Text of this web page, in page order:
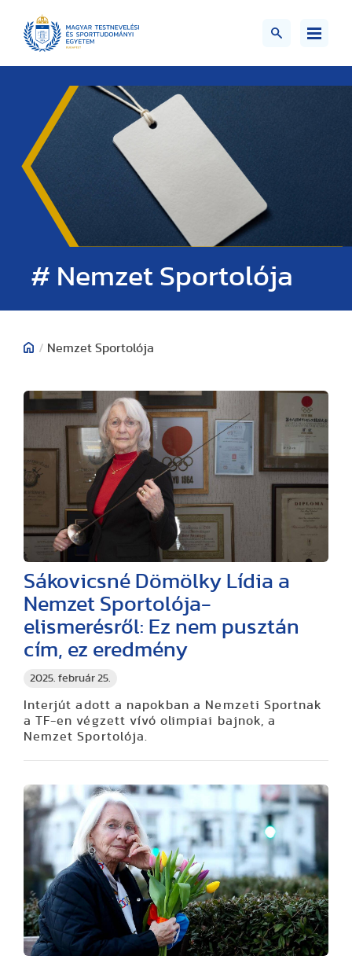
# Nemzet Sportolója
/ Nemzet Sportolója
2025. február 25.
Sákovicsné Dömölky Lídia a
Nemzet Sportolója-
elismerésről: Ez nem pusztán
cím, ez eredmény
Interjút adott a napokban a Nemzeti Sportnak
a TF-en végzett vívó olimpiai bajnok, a
Nemzet Sportolója.